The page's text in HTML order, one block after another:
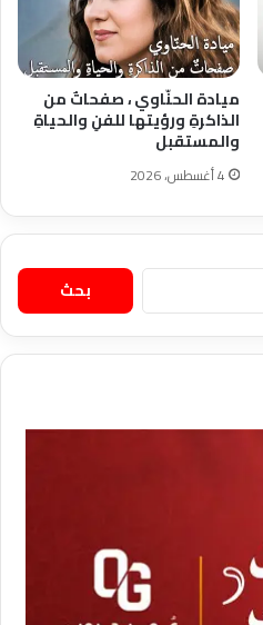
ميادة الحنّاوي ، صفحاتٌ من
الذاكرةِ ورؤيتها للفنِ والحياةِ
والمستقبل
4 أغسطس، 2026
البحث
عن: